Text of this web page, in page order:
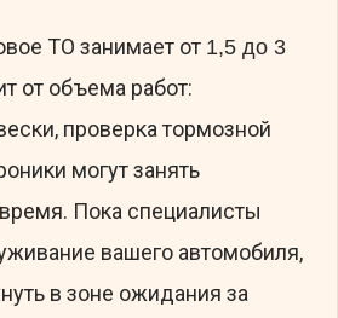
ТО занимает от 1,5 до 3
от объема работ:
проверка тормозной
могут занять
Пока специалисты
вашего автомобиля,
в зоне ожидания за